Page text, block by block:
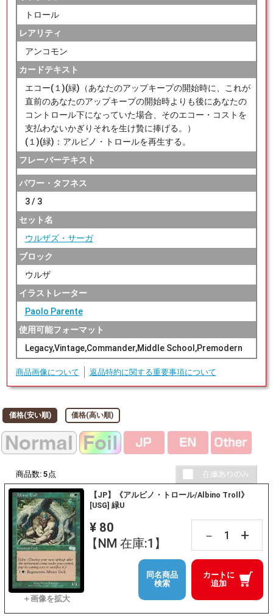
トロール
レアリティ
アンコモン
カードテキスト
エコー(１)(緑)（あなたのアップキープの開始時に、これが
直前のあなたのアップキープの開始時よりも後にあなたの
コントロール下になっていた場合、そのエコー・コストを
支払わないかぎりそれを生け贄に捧げる。）
(１)(緑)：アルビノ・トロールを再生する。
フレーバーテキスト
パワー・タフネス
3 / 3
セット名
ウルザズ・サーガ
ブロック
ウルザ
イラストレーター
Paolo Parente
使用可能フォーマット
Legacy,Vintage,Commander,Middle School,Premodern
商品画像について 返品特約に関する重要事項について
価格(安い順) 価格(高い順)
商品数: 5 点
【JP】《アルビノ・トロール/Albino Troll》
[USG] 緑U
¥ 80
【NM 在庫:1】
－ +
カートに
追加
同名商品
検索